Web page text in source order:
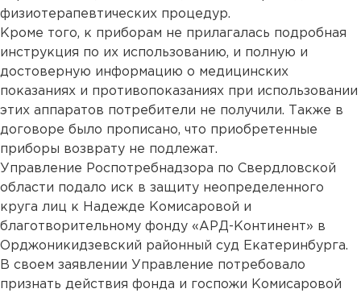
физиотерапевтических процедур.
Кроме того, к приборам не прилагалась подробная
инструкция по их использованию, и полную и
достоверную информацию о медицинских
показаниях и противопоказаниях при использовании
этих аппаратов потребители не получили. Также в
договоре было прописано, что приобретенные
приборы возврату не подлежат.
Управление Роспотребнадзора по Свердловской
области подало иск в защиту неопределенного
круга лиц к Надежде Комисаровой и
благотворительному фонду «АРД-Континент» в
Орджоникидзевский районный суд Екатеринбурга.
В своем заявлении Управление потребовало
признать действия фонда и госпожи Комисаровой